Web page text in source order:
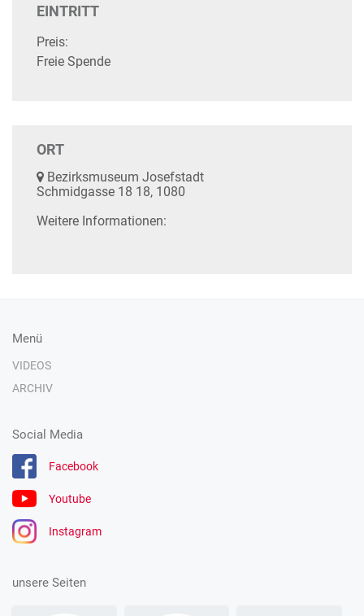
EINTRITT
Preis:
Freie Spende
ORT
Bezirksmuseum Josefstadt
Schmidgasse 18 18, 1080
Weitere Informationen:
Menü
VIDEOS
ARCHIV
Social Media
Facebook
Youtube
Instagram
unsere Seiten